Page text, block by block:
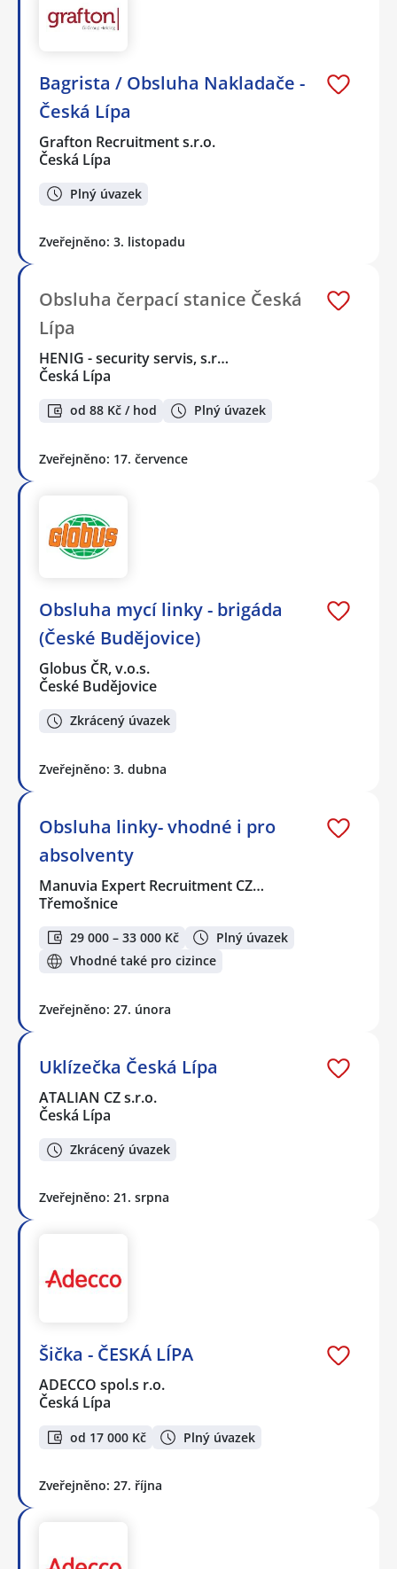
Bagrista / Obsluha Nakladače -
Česká Lípa
Grafton Recruitment s.r.o.
Česká Lípa
Plný úvazek
Zveřejněno: 3. listopadu
Obsluha čerpací stanice Česká
Lípa
HENIG - security servis, s.r…
Česká Lípa
od 88 Kč / hod Plný úvazek
Zveřejněno: 17. července
Obsluha mycí linky - brigáda
(České Budějovice)
Globus ČR, v.o.s.
České Budějovice
Zkrácený úvazek
Zveřejněno: 3. dubna
Obsluha linky- vhodné i pro
absolventy
Manuvia Expert Recruitment CZ…
Třemošnice
29 000 – 33 000 Kč
Plný úvazek
Vhodné také pro cizince
Zveřejněno: 27. února
Uklízečka Česká Lípa
ATALIAN CZ s.r.o.
Česká Lípa
Zkrácený úvazek
Zveřejněno: 21. srpna
Šička - ČESKÁ LÍPA
ADECCO spol.s r.o.
Česká Lípa
od 17 000 Kč Plný úvazek
Zveřejněno: 27. října